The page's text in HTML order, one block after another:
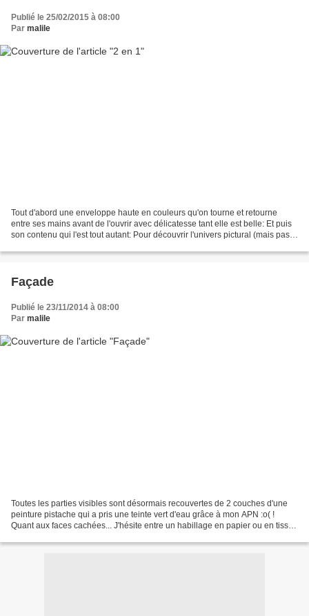
Publié le 25/02/2015 à 08:00
Par malile
Tout d'abord une enveloppe haute en couleurs qu'on tourne et retourne
entre ses mains avant de l'ouvrir avec délicatesse tant elle est belle: Et puis
son contenu qui l'est tout autant: Pour découvrir l'univers pictural (mais pas
Façade
Publié le 23/11/2014 à 08:00
Par malile
Toutes les parties visibles sont désormais recouvertes de 2 couches d'une
peinture pistache qui a pris une teinte vert d'eau grâce à mon APN :o( !
Quant aux faces cachées... J'hésite entre un habillage en papier ou en tissu.